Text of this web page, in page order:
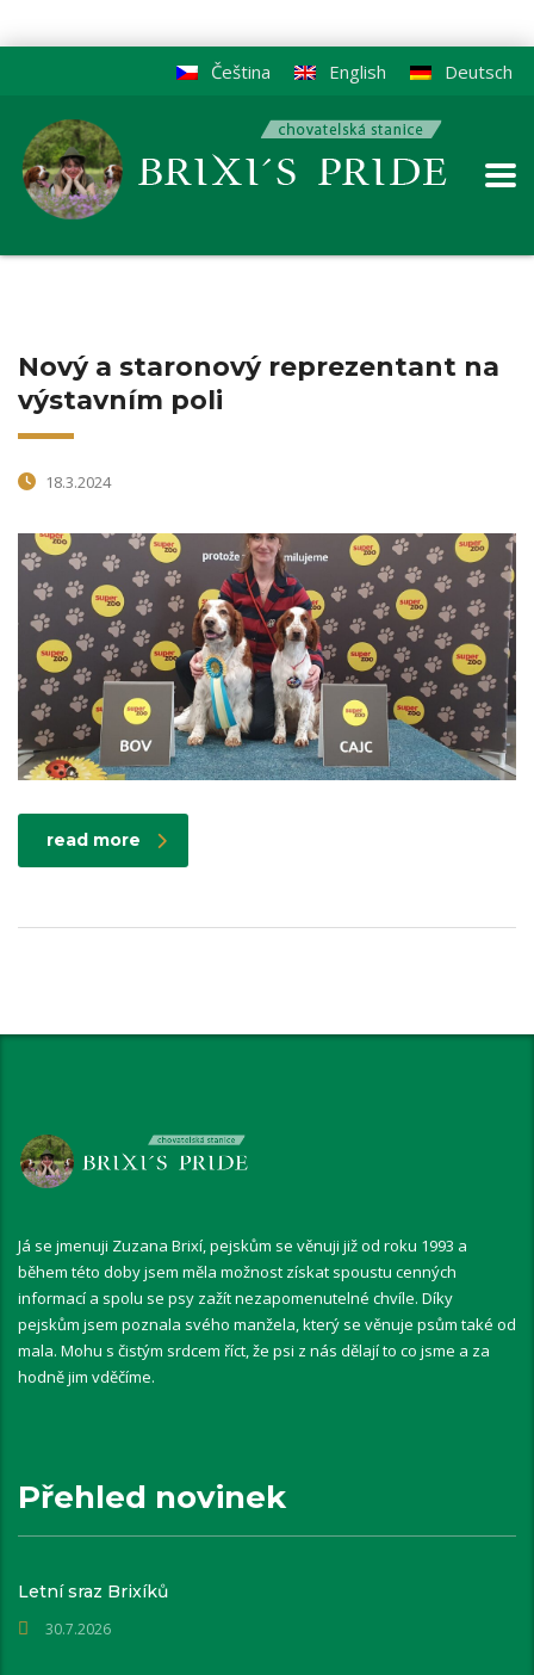
Deutsch
English
Čeština
Nový a staronový reprezentant na
výstavním poli
18.3.2024
read more
Já se jmenuji Zuzana Brixí, pejskům se věnuji již od roku 1993 a
během této doby jsem měla možnost získat spoustu cenných
informací a spolu se psy zažít nezapomenutelné chvíle. Díky
pejskům jsem poznala svého manžela, který se věnuje psům také od
mala. Mohu s čistým srdcem říct, že psi z nás dělají to co jsme a za
hodně jim vděčíme.
Přehled novinek
Letní sraz Brixíků
30.7.2026